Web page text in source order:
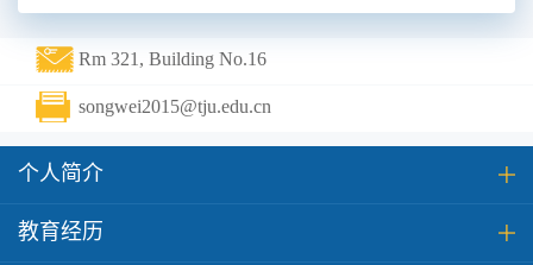
Rm 321, Building No.16
songwei2015@tju.edu.cn
个人简介
教育经历